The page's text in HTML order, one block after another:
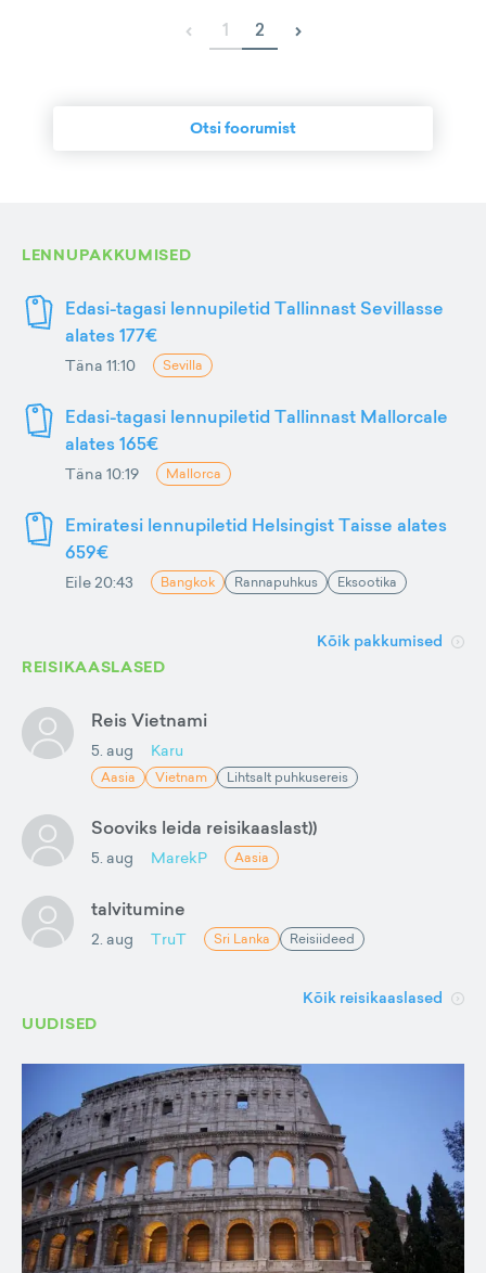
‹ 1 2 ›
Otsi foorumist
LENNUPAKKUMISED
Edasi-tagasi lennupiletid Tallinnast Sevillasse
alates 177€
Täna 11:10 Sevilla
Edasi-tagasi lennupiletid Tallinnast Mallorcale
alates 165€
Täna 10:19 Mallorca
Emiratesi lennupiletid Helsingist Taisse alates
659€
Eile 20:43 Bangkok Rannapuhkus Eksootika
Kõik pakkumised
REISIKAASLASED
Reis Vietnami
5. aug Karu
Aasia Vietnam Lihtsalt puhkusereis
Sooviks leida reisikaaslast))
5. aug MarekP Aasia
talvitumine
2. aug TruT Sri Lanka Reisiideed
Kõik reisikaaslased
UUDISED